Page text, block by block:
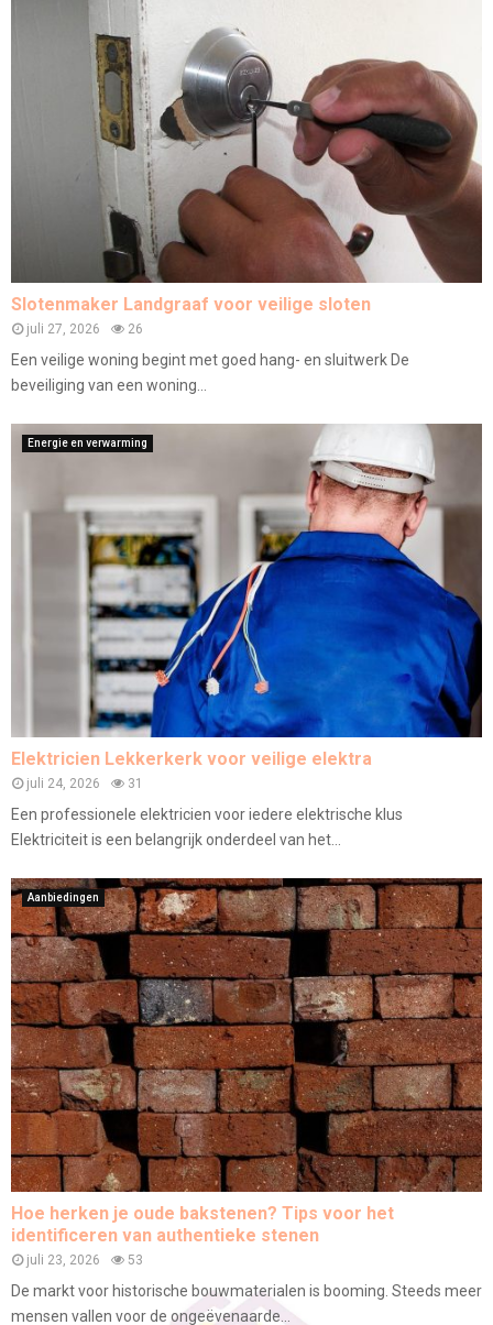
Slotenmaker Landgraaf voor veilige sloten
juli 27, 2026 26
Een veilige woning begint met goed hang- en sluitwerk De
beveiliging van een woning...
Energie en verwarming
Elektricien Lekkerkerk voor veilige elektra
juli 24, 2026 31
Een professionele elektricien voor iedere elektrische klus
Elektriciteit is een belangrijk onderdeel van het...
Aanbiedingen
Hoe herken je oude bakstenen? Tips voor het
identificeren van authentieke stenen
juli 23, 2026 53
De markt voor historische bouwmaterialen is booming. Steeds meer
mensen vallen voor de ongeëvenaarde...